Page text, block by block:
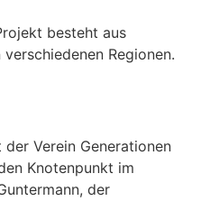
besteht aus
Regionen.
Verein Generationen
Knotenpunkt im
der